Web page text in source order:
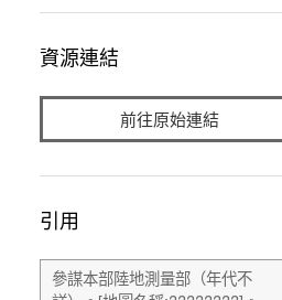
資源連結
前往原始連結
引用